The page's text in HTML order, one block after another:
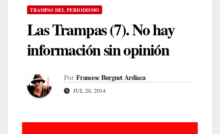
TRAMPAS DEL PERIODISMO
Las Trampas (7). No hay
información sin opinión
Por Francesc Burguet Ardiaca
JUL 20, 2014